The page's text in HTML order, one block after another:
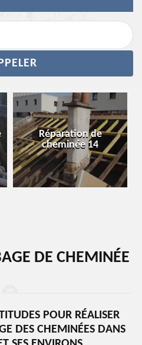
Réparation de
cheminée 14
DE CHEMINÉE
POUR RÉALISER
DES CHEMINÉES DANS